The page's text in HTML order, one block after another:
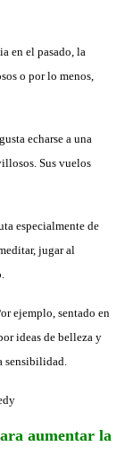
en el pasado, la
o por lo menos,
echarse a una
Sus vuelos
especialmente de
jugar al
ejemplo, sentado en
ideas de belleza y
sensibilidad.
aumentar la